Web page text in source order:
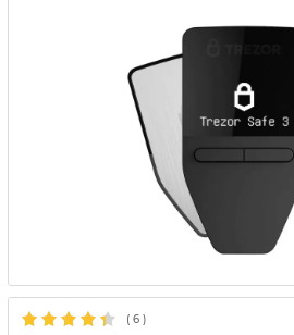
( 6 )